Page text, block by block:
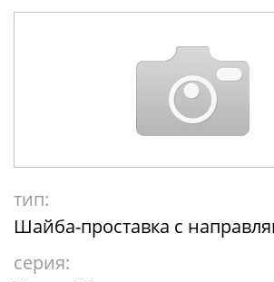
тип:
Шайба-проставка с
серия: